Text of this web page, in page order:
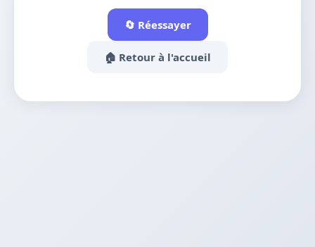
🔄 Réessayer
🏠 Retour à l'accueil